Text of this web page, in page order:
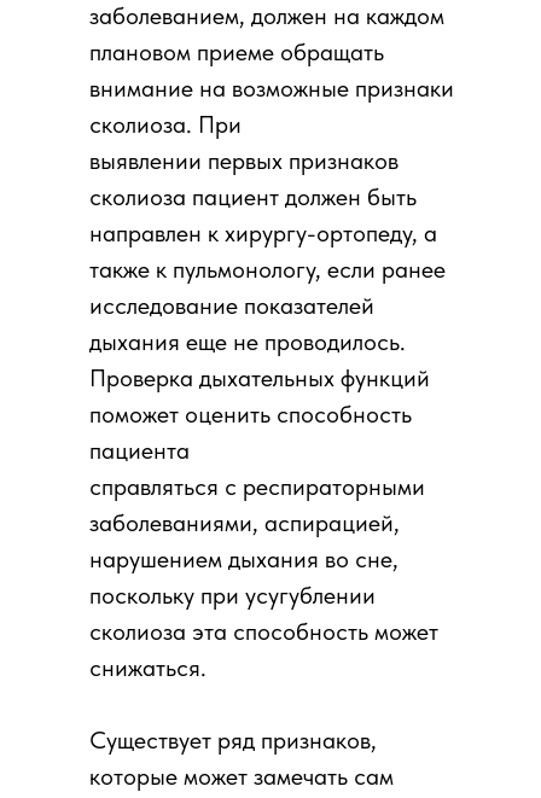
заболеванием, должен на каждом
плановом приеме обращать
внимание на возможные признаки
сколиоза. При
выявлении первых признаков
сколиоза пациент должен быть
направлен к хирургу-ортопеду, а
также к пульмонологу, если ранее
исследование показателей
дыхания еще не проводилось.
Проверка дыхательных функций
поможет оценить способность
пациента
справляться с респираторными
заболеваниями, аспирацией,
нарушением дыхания во сне,
поскольку при усугублении
сколиоза эта способность может
снижаться.
Существует ряд признаков,
которые может замечать сам